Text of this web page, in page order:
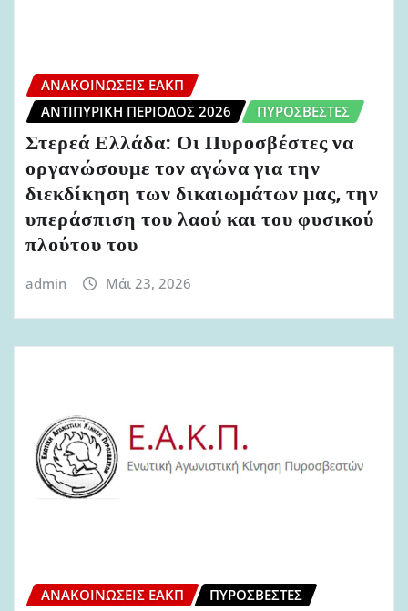
ΑΝΑΚΟΙΝΏΣΕΙΣ ΕΑΚΠ
ΑΝΤΙΠΥΡΙΚΉ ΠΕΡΊΟΔΟΣ 2026
ΠΥΡΟΣΒΈΣΤΕΣ
Στερεά Ελλάδα: Οι Πυροσβέστες να
οργανώσουμε τον αγώνα για την
διεκδίκηση των δικαιωμάτων μας, την
υπεράσπιση του λαού και του φυσικού
πλούτου του
admin Μάι 23, 2026
ΑΝΑΚΟΙΝΏΣΕΙΣ ΕΑΚΠ ΠΥΡΟΣΒΈΣΤΕΣ